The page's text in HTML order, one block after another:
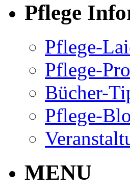
Pflege
Pflege-
Pflege-
Bücher-
Pflege-
MENU